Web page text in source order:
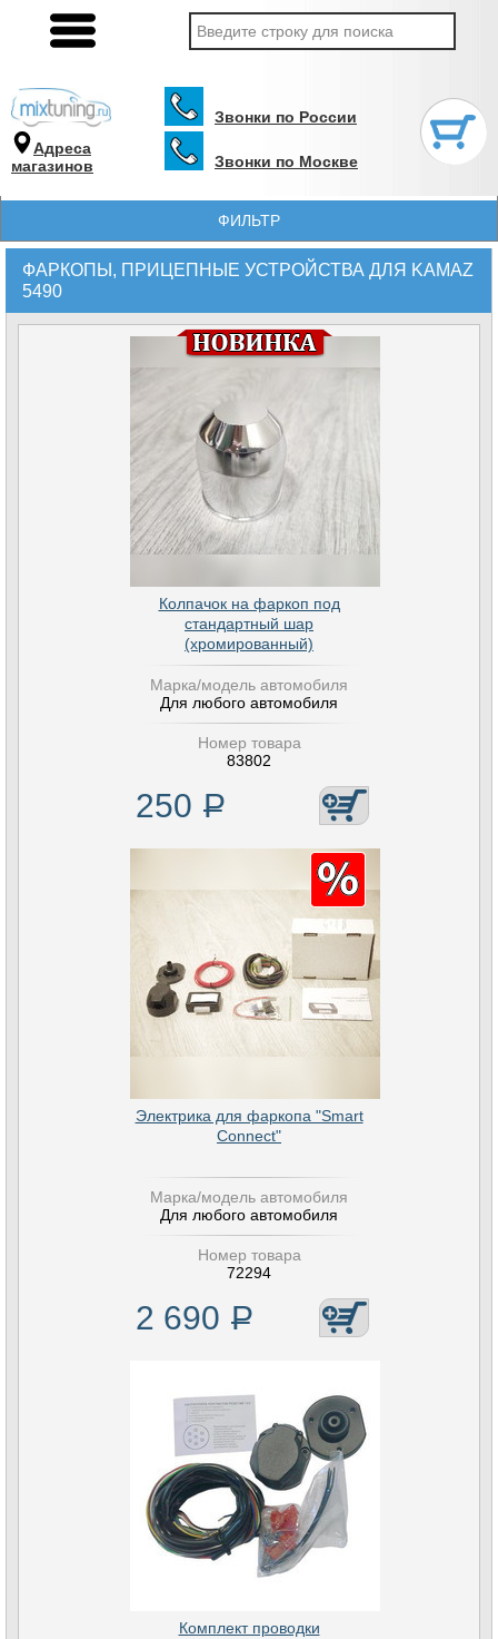
Адреса
магазинов
Звонки по России
Звонки по Москве
ФИЛЬТР
ФАРКОПЫ, ПРИЦЕПНЫЕ УСТРОЙСТВА ДЛЯ KAMAZ
5490
Колпачок на фаркоп под
стандартный шар
(хромированный)
Марка/модель автомобиля
Для любого автомобиля
Номер товара
83802
250 Р
Электрика для фаркопа "Smart
Connect"
Марка/модель автомобиля
Для любого автомобиля
Номер товара
72294
2 690 Р
Комплект проводки